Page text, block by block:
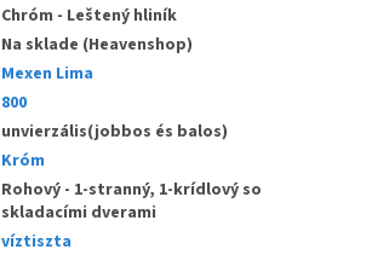
Chróm - Leštený hliník
Na sklade (Heavenshop)
Mexen Lima
800
unvierzális(jobbos és balos)
Króm
Rohový - 1-stranný, 1-krídlový so
skladacími dverami
víztiszta